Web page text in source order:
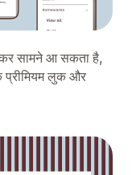
सामने आ सकता है,
प्रीमियम लुक और